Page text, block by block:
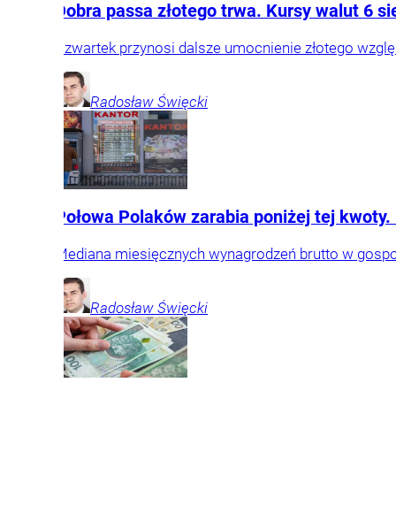
Dobra passa złotego trwa. Kursy walut 6
Czwartek przynosi dalsze umocnienie złotego
Radosław Święcki
Połowa Polaków zarabia poniżej tej
Mediana miesięcznych wynagrodzeń brutto w
Radosław Święcki